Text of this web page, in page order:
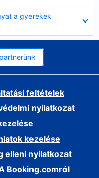
a gyerekek
feltételek
nyilatkozat
kezelése
elleni nyilatkozat
Booking.comról